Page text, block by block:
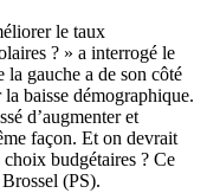
le taux
? » a interrogé le
gauche a de son côté
baisse démographique.
d’augmenter et
façon. Et on devrait
budgétaires ? Ce
(PS).